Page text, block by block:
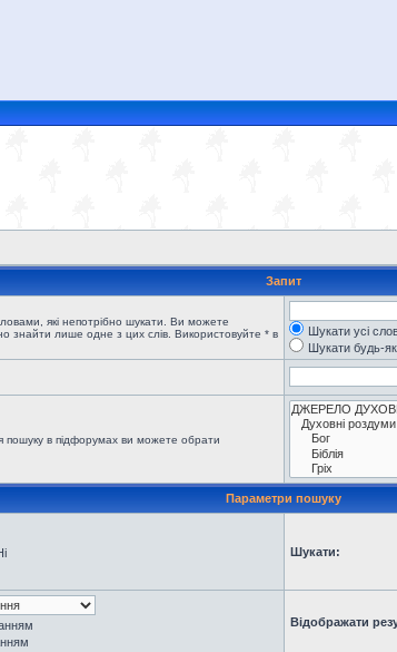
Запит
які непотрібно шукати. Ви можете
знайти лише одне з цих слів. Використовуйте * в
Шукати усі
Шукати будь-
в підфорумах ви можете обрати
Параметри пошуку
Шукати:
Відображати